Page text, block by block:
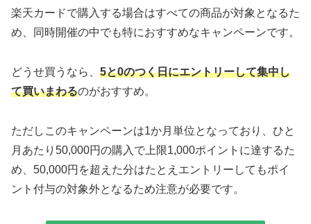
楽天カードで購入する場合はすべての商品が対象となるた
め、同時開催の中でも特におすすめなキャンペーンです。
どうせ買うなら、 5と0のつく日にエントリーして集中し
て買いまわるのがおすすめ。
ただしこのキャンペーンは1か月単位となっており、ひと
月あたり50,000円の購入で上限1,000ポイントに達するた
め、50,000円を超えた分はたとえエントリーしてもポイ
ント付与の対象外となるため注意が必要です。